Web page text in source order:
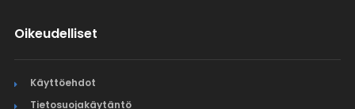
Oikeudelliset
Käyttöehdot
Tietosuojakäytäntö